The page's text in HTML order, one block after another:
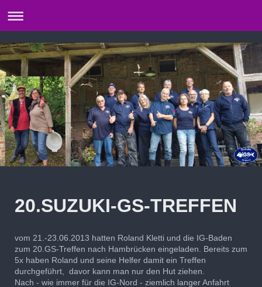
20.SUZUKI-GS-TREFFEN
vom 21.-23.06.2013 hatten Roland Kletti und die IG-Baden
zum 20.GS-Treffen nach Hambrücken eingeladen. Bereits zum
5x haben Roland und seine Helfer damit ein Treffen
durchgeführt, davor kann man nur den Hut ziehen.
Nach - wie immer für die IG-Nord - ziemlich langer Anfahrt